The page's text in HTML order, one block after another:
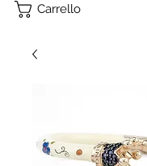
Carrello